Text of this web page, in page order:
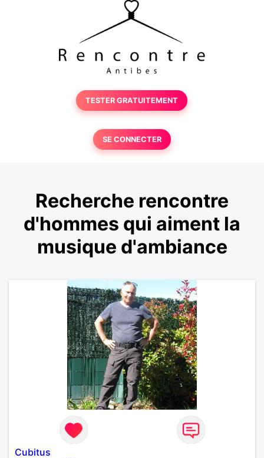
TESTER GRATUITEMENT
SE CONNECTER
Recherche rencontre
d'hommes qui aiment la
musique d'ambiance
Cubitus